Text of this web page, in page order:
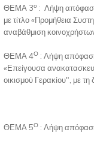
ΘΕΜΑ 3ο : Λήψη
με τίτλο «Προμήθεια
αναβάθμιση
ΘΕΜΑ 4Ο: Λήψη
«Επείγουσα ανακατασκευή
οικισμού Γερακίου", με τη
ΘΕΜΑ 5Ο : Λήψη